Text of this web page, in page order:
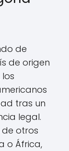
de
de origen
tras un
legal.
otros
o África,